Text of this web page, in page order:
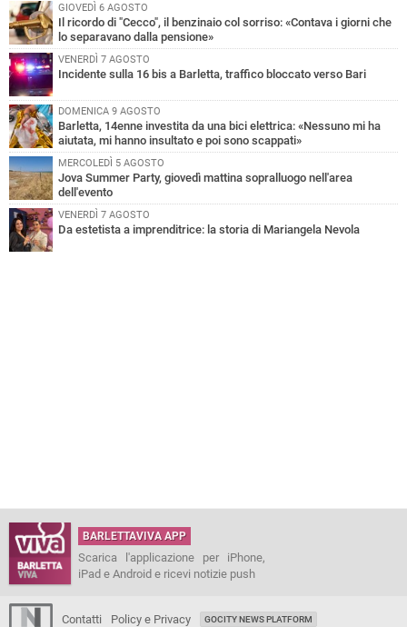
GIOVEDÌ 6 AGOSTO
Il ricordo di "Cecco", il benzinaio col sorriso: «Contava i giorni che
lo separavano dalla pensione»
VENERDÌ 7 AGOSTO
Incidente sulla 16 bis a Barletta, traffico bloccato verso Bari
DOMENICA 9 AGOSTO
Barletta, 14enne investita da una bici elettrica: «Nessuno mi ha
aiutata, mi hanno insultato e poi sono scappati»
MERCOLEDÌ 5 AGOSTO
Jova Summer Party, giovedì mattina sopralluogo nell'area
dell'evento
VENERDÌ 7 AGOSTO
Da estetista a imprenditrice: la storia di Mariangela Nevola
BARLETTAVIVA APP
Scarica l'applicazione per iPhone,
iPad e Android e ricevi notizie push
Contatti Policy e Privacy GOCITY NEWS PLATFORM